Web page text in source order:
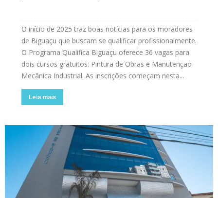
O início de 2025 traz boas notícias para os moradores
de Biguaçu que buscam se qualificar profissionalmente.
O Programa Qualifica Biguaçu oferece 36 vagas para
dois cursos gratuitos: Pintura de Obras e Manutenção
Mecânica Industrial. As inscrições começam nesta...
Leia mais